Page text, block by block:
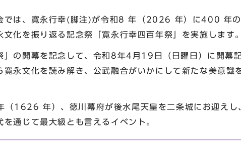
では、寛永行幸(脚注)が令和8 年（2026 年）に400 年の
化を振り返る記念祭「寛永行幸四百年祭」を実施します。
」の開幕を記念して、令和8年4月19日（日曜日）に開幕
寛永文化を読み解き、公武融合がいかにして新たな美意識
（1626 年）、徳川幕府が後水尾天皇を二条城にお迎え
通じて最大級とも言えるイベント。